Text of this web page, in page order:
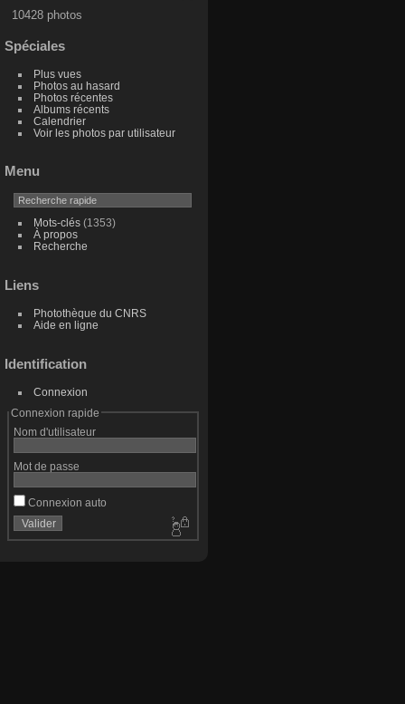
10428 photos
Spéciales
Plus vues
Photos au hasard
Photos récentes
Albums récents
Calendrier
Voir les photos par utilisateur
Menu
Mots-clés(1353)
À propos
Recherche
Liens
Photothèque du CNRS
Aide en ligne
Identification
Connexion
Connexion rapide
Nom d'utilisateur
Mot de passe
Connexion auto